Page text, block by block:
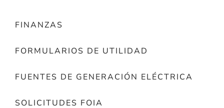
FINANZAS
FORMULARIOS DE UTILIDAD
FUENTES DE GENERACIÓN ELÉCTRICA
SOLICITUDES FOIA